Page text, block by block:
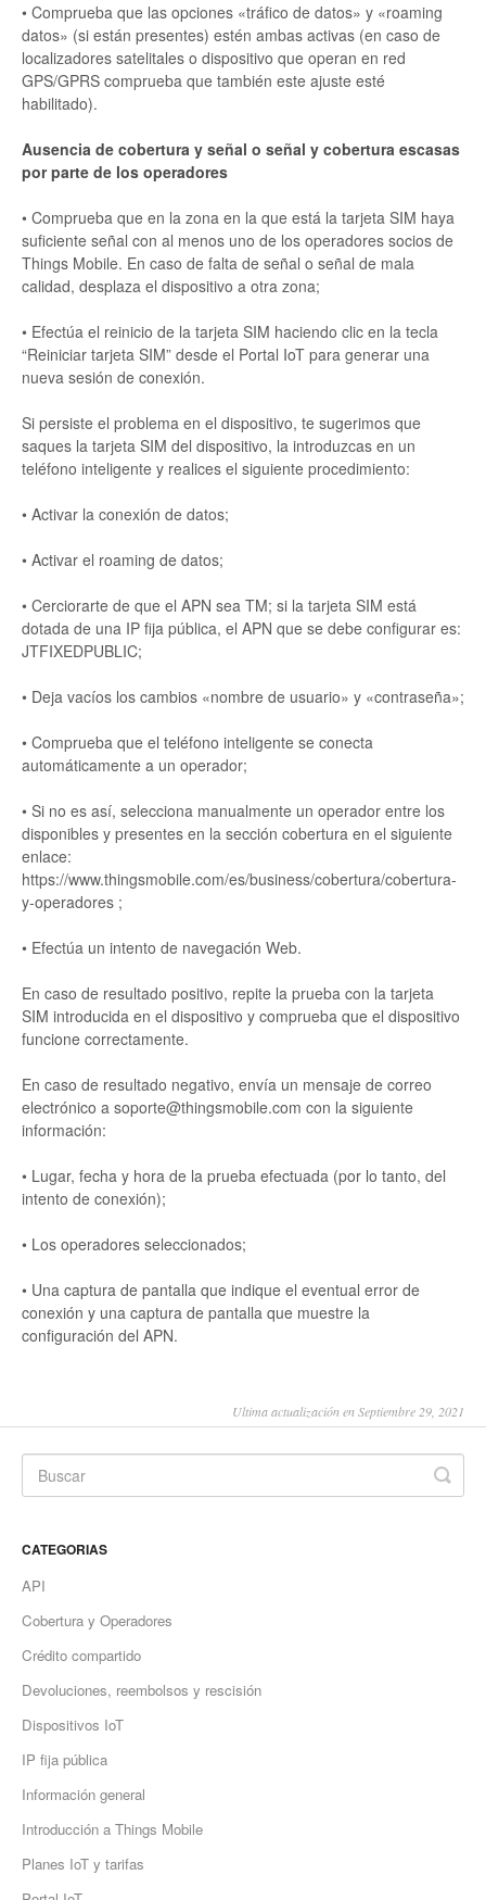
• Comprueba que las opciones «tráfico de datos» y «roaming
datos» (si están presentes) estén ambas activas (en caso de
localizadores satelitales o dispositivo que operan en red
GPS/GPRS comprueba que también este ajuste esté
habilitado).
Ausencia de cobertura y señal o señal y cobertura escasas
por parte de los operadores
• Comprueba que en la zona en la que está la tarjeta SIM haya
suficiente señal con al menos uno de los operadores socios de
Things Mobile. En caso de falta de señal o señal de mala
calidad, desplaza el dispositivo a otra zona;
• Efectúa el reinicio de la tarjeta SIM haciendo clic en la tecla
“Reiniciar tarjeta SIM” desde el Portal IoT para generar una
nueva sesión de conexión.
Si persiste el problema en el dispositivo, te sugerimos que
saques la tarjeta SIM del dispositivo, la introduzcas en un
teléfono inteligente y realices el siguiente procedimiento:
• Activar la conexión de datos;
• Activar el roaming de datos;
• Cerciorarte de que el APN sea TM; si la tarjeta SIM está
dotada de una IP fija pública, el APN que se debe configurar es:
JTFIXEDPUBLIC;
• Deja vacíos los cambios «nombre de usuario» y «contraseña»;
• Comprueba que el teléfono inteligente se conecta
automáticamente a un operador;
• Si no es así, selecciona manualmente un operador entre los
disponibles y presentes en la sección cobertura en el siguiente
enlace:
https://www.thingsmobile.com/es/business/cobertura/cobertura-
y-operadores ;
• Efectúa un intento de navegación Web.
En caso de resultado positivo, repite la prueba con la tarjeta
SIM introducida en el dispositivo y comprueba que el dispositivo
funcione correctamente.
En caso de resultado negativo, envía un mensaje de correo
electrónico a soporte@thingsmobile.com con la siguiente
información:
• Lugar, fecha y hora de la prueba efectuada (por lo tanto, del
intento de conexión);
• Los operadores seleccionados;
• Una captura de pantalla que indique el eventual error de
conexión y una captura de pantalla que muestre la
configuración del APN.
Ultima actualización en Septiembre 29, 2021
CATEGORIAS
API
Cobertura y Operadores
Crédito compartido
Devoluciones, reembolsos y rescisión
Dispositivos IoT
IP fija pública
Información general
Introducción a Things Mobile
Planes IoT y tarifas